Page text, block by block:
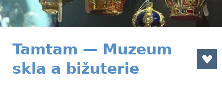
Tamtam — Muzeum
skla a bižuterie